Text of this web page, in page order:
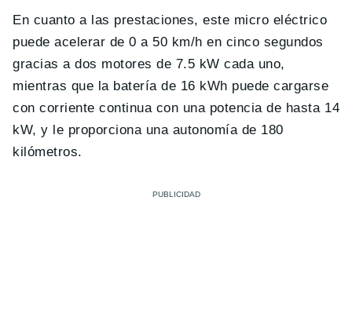
En cuanto a las prestaciones, este micro eléctrico
puede acelerar de 0 a 50 km/h en cinco segundos
gracias a dos motores de 7.5 kW cada uno,
mientras que la batería de 16 kWh puede cargarse
con corriente continua con una potencia de hasta 14
kW, y le proporciona una autonomía de 180
kilómetros.